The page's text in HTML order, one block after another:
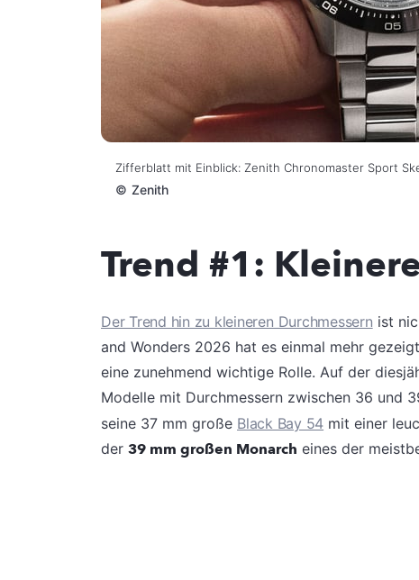
Zifferblatt mit Einblick: Zenith Chronomaster Sport
© Zenith
Trend #1:
Der Trend hin zu kleineren Durchmessern ist
and Wonders 2026 hat es einmal mehr
eine zunehmend wichtige Rolle. Auf der
Modelle mit Durchmessern zwischen 36 und
seine 37 mm große Black Bay 54 mit einer
der 39 mm großen Monarch eines der